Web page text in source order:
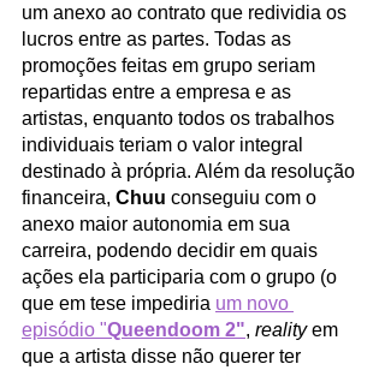
um anexo ao contrato que redividia os
lucros entre as partes. Todas as
promoções feitas em grupo seriam
repartidas entre a empresa e as
artistas, enquanto todos os trabalhos
individuais teriam o valor integral
destinado à própria. Além da resolução
financeira, Chuu conseguiu com o
anexo maior autonomia em sua
carreira, podendo decidir em quais
ações ela participaria com o grupo (o
que em tese impediria um novo
episódio "Queendoom 2", reality em
que a artista disse não querer ter